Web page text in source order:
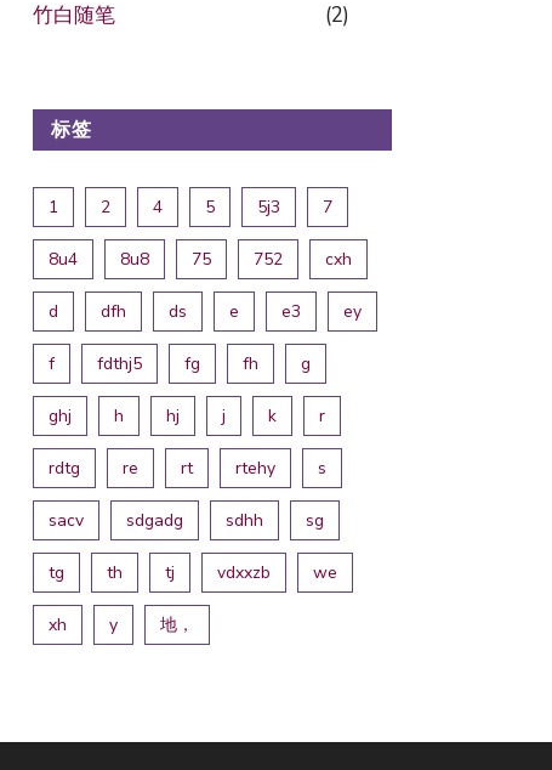
竹白随笔
(2)
标签
1 2 4 5 5j3 7
8u4 8u8 75 752 cxh
d dfh ds e e3 ey
f fdthj5 fg fh g
ghj h hj j k r
rdtg re rt rtehy s
sacv sdgadg sdhh sg
tg th tj vdxxzb we
xh y 地，